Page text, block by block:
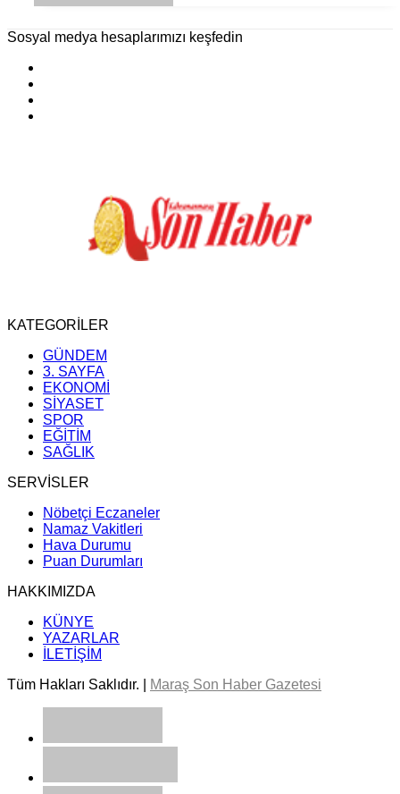
Sosyal medya hesaplarımızı keşfedin
KATEGORİLER
GÜNDEM
3. SAYFA
EKONOMİ
SİYASET
SPOR
EĞİTİM
SAĞLIK
SERVİSLER
Nöbetçi Eczaneler
Namaz Vakitleri
Hava Durumu
Puan Durumları
HAKKIMIZDA
KÜNYE
YAZARLAR
İLETİŞİM
Tüm Hakları Saklıdır. |
Maraş Son Haber Gazetesi